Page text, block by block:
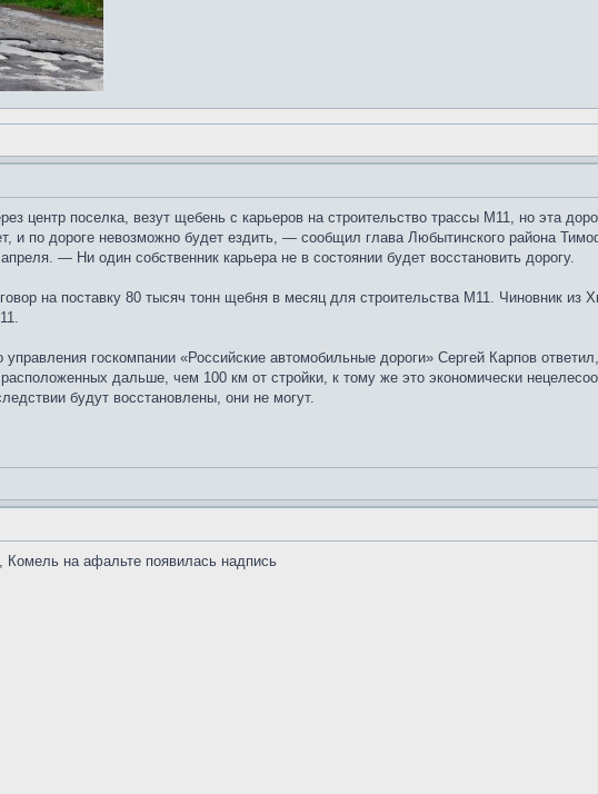
центр поселка, везут щебень с карьеров на строительство трассы М11, но эта
и по дороге невозможно будет ездить, — сообщил глава Любытинского района
— Ни один собственник карьера не в состоянии будет восстановить дорогу.
на поставку 80 тысяч тонн щебня в месяц для строительства М11. Чиновник из
управления госкомпании «Российские автомобильные дороги» Сергей Карпов
расположенных дальше, чем 100 км от стройки, к тому же это экономически
будут восстановлены, они не могут.
на афальте появилась надпись